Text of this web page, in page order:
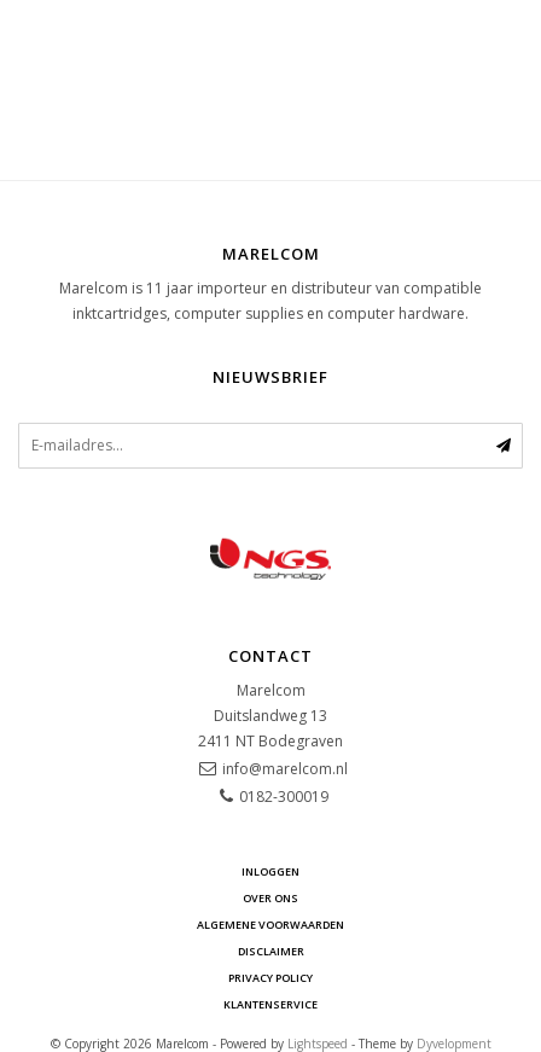
MARELCOM
Marelcom is 11 jaar importeur en distributeur van compatible
inktcartridges, computer supplies en computer hardware.
NIEUWSBRIEF
CONTACT
Marelcom
Duitslandweg 13
2411 NT Bodegraven
info@marelcom.nl
0182-300019
INLOGGEN
OVER ONS
ALGEMENE VOORWAARDEN
DISCLAIMER
PRIVACY POLICY
KLANTENSERVICE
© Copyright 2026 Marelcom - Powered by Lightspeed - Theme by Dyvelopment